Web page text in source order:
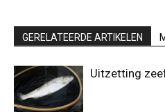
GERELATEERDE ARTIKELEN
Uitzetting